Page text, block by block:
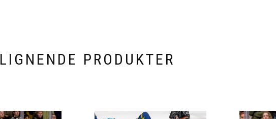
LIGNENDE PRODUKTER